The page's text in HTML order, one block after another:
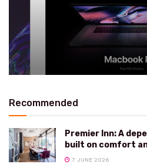
Recommended
Premier Inn: A
built on comfort
7 JUNE 2026